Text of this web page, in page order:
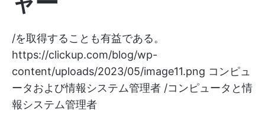
/を取得することも有益である。
https://clickup.com/blog/wp-
content/uploads/2023/05/image11.png コンピュ
ータおよび情報システム管理者 /コンピュータと情
報システム管理者